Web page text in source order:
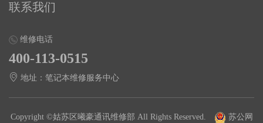
联系我们
维修电话
400-113-0515
地址：笔记本维修服务中心
Copyright ©姑苏区曦豪通讯维修部 All Rights Reserved.
苏公网